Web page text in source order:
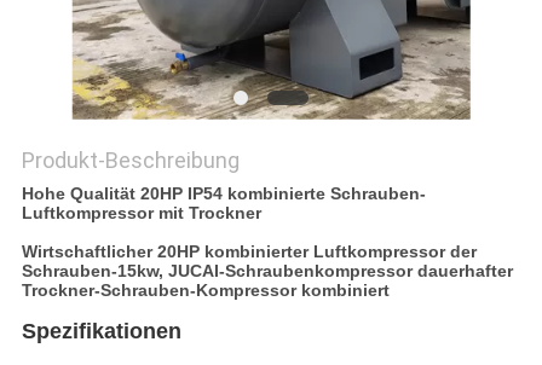
DATENSCHUTZRICHTLINIE
Produkt-Beschreibung
Hohe Qualität 20HP IP54 kombinierte Schrauben-
Luftkompressor mit Trockner
Wirtschaftlicher 20HP kombinierter Luftkompressor der
Schrauben-15kw, JUCAI-Schraubenkompressor dauerhafter
Trockner-Schrauben-Kompressor kombiniert
Spezifikationen